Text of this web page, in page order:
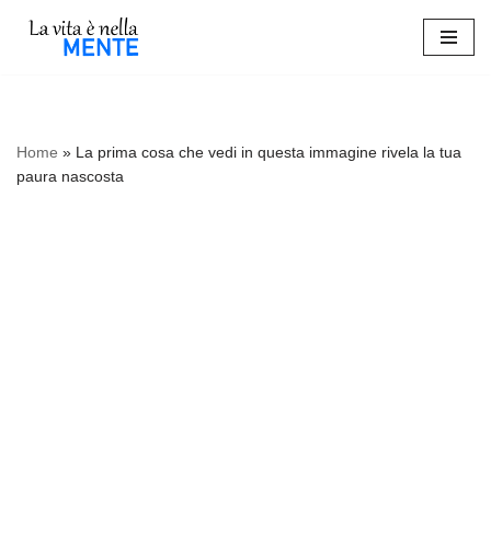
Home » La prima cosa che vedi in questa immagine rivela la tua
paura nascosta